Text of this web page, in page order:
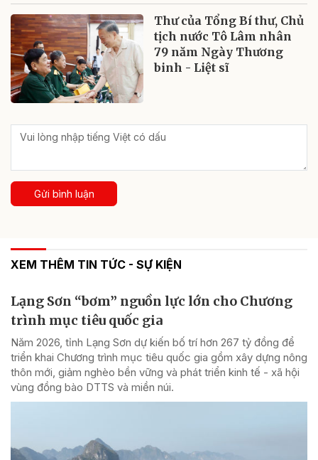
Thư của Tổng Bí thư, Chủ
tịch nước Tô Lâm nhân
79 năm Ngày Thương
binh - Liệt sĩ
Gửi bình luận
XEM THÊM TIN TỨC - SỰ KIỆN
Lạng Sơn “bơm” nguồn lực lớn cho Chương
trình mục tiêu quốc gia
Năm 2026, tỉnh Lạng Sơn dự kiến bố trí hơn 267 tỷ đồng để
triển khai Chương trình mục tiêu quốc gia gồm xây dựng nông
thôn mới, giảm nghèo bền vững và phát triển kinh tế - xã hội
vùng đồng bào DTTS và miền núi.